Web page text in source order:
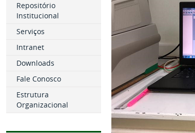
Repositório
Institucional
Serviços
Intranet
Downloads
Fale Conosco
Estrutura
Organizacional